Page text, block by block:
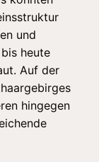
und
heute
Auf der
hingegen